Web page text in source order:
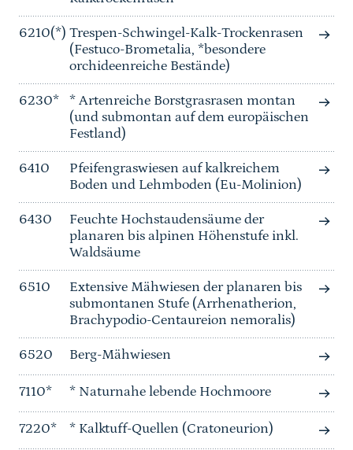
6210(*) Trespen-Schwingel-Kalk-Trockenrasen
(Festuco-Brometalia, *besondere
orchideenreiche Bestände)
6230*
* Artenreiche Borstgrasrasen montan
(und submontan auf dem europäischen
Festland)
6410
Pfeifengraswiesen auf kalkreichem
Boden und Lehmboden (Eu-Molinion)
6430
Feuchte Hochstaudensäume der
planaren bis alpinen Höhenstufe inkl.
Waldsäume
6510
Extensive Mähwiesen der planaren bis
submontanen Stufe (Arrhenatherion,
Brachypodio-Centaureion nemoralis)
6520 Berg-Mähwiesen
7110* * Naturnahe lebende Hochmoore
7220* * Kalktuff-Quellen (Cratoneurion)